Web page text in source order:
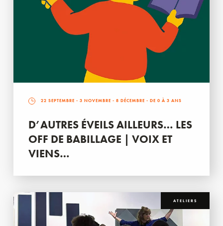
22 SEPTEMBRE - 3 NOVEMBRE - 8 DÉCEMBRE - DE 0 À 3 ANS
D’AUTRES ÉVEILS AILLEURS… LES
OFF DE BABILLAGE | VOIX ET
VIENS…
ATELIERS